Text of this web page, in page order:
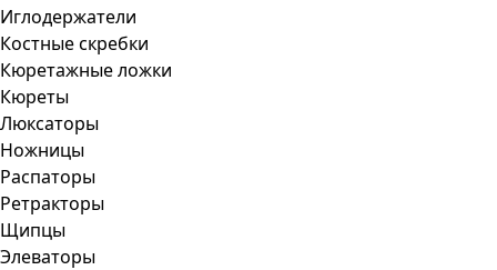
Иглодержатели
Костные скребки
Кюретажные ложки
Кюреты
Люксаторы
Ножницы
Распаторы
Ретракторы
Щипцы
Элеваторы